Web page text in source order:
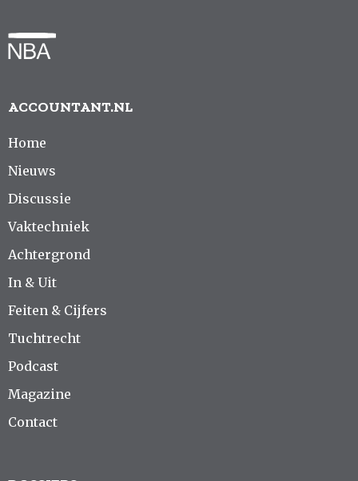
ACCOUNTANT.NL
Home
Nieuws
Discussie
Vaktechniek
Achtergrond
In & Uit
Feiten & Cijfers
Tuchtrecht
Podcast
Magazine
Contact